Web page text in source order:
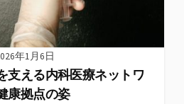
年1月6日
支える内科医療ネットワ
康拠点の姿